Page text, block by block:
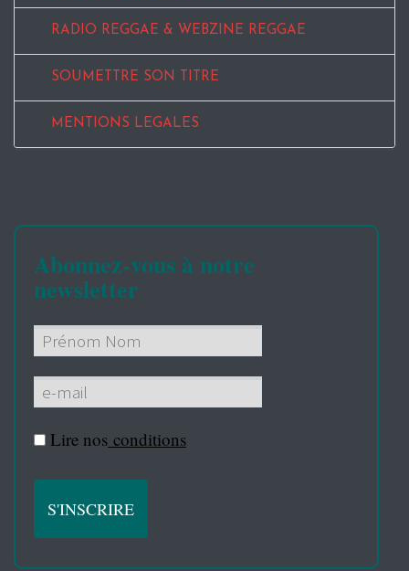
RADIO REGGAE & WEBZINE REGGAE
SOUMETTRE SON TITRE
MENTIONS LEGALES
Abonnez-vous à notre
newsletter
Lire nos conditions